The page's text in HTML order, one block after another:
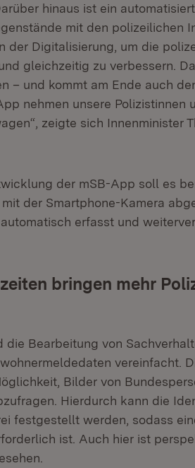
hinaus ist ein
mit den polizeilichen
der Digitalisierung, um die
gleichzeitig zu verbessern.
– und kommt am Ende auch
nehmen unsere Polizistinnen
zeigte sich Innenminister
der mSB-App soll es
der Smartphone-Kamera
erfasst und
bringen mehr
Bearbeitung von
vereinfacht.
Bilder von
Hierdurch kann die
festgestellt werden, sodass
ist. Auch hier ist